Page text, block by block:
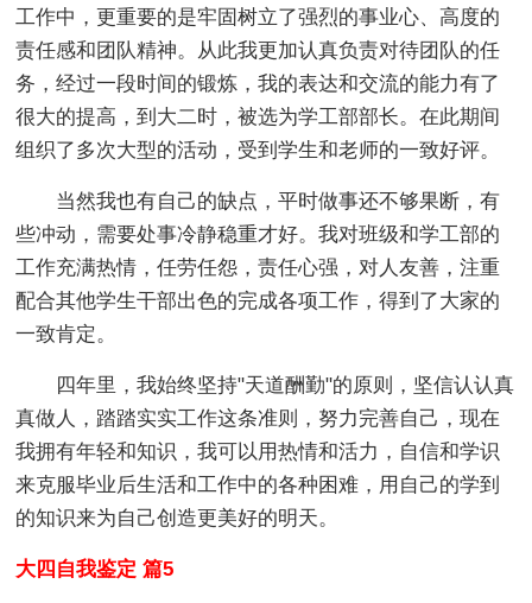
工作中，更重要的是牢固树立了强烈的事业心、高度的
责任感和团队精神。从此我更加认真负责对待团队的任
务，经过一段时间的锻炼，我的表达和交流的能力有了
很大的提高，到大二时，被选为学工部部长。在此期间
组织了多次大型的活动，受到学生和老师的一致好评。
当然我也有自己的缺点，平时做事还不够果断，有
些冲动，需要处事冷静稳重才好。我对班级和学工部的
工作充满热情，任劳任怨，责任心强，对人友善，注重
配合其他学生干部出色的完成各项工作，得到了大家的
一致肯定。
四年里，我始终坚持"天道酬勤"的原则，坚信认认真
真做人，踏踏实实工作这条准则，努力完善自己，现在
我拥有年轻和知识，我可以用热情和活力，自信和学识
来克服毕业后生活和工作中的各种困难，用自己的学到
的知识来为自己创造更美好的明天。
大四自我鉴定 篇5